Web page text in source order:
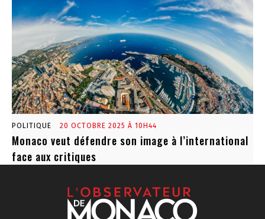
POLITIQUE 20 OCTOBRE 2025 À 10H44
Monaco veut défendre son image à l’international
face aux critiques